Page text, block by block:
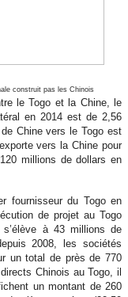
pas les Chinois
le Togo et la Chine, le
en 2014 est de 2,56
Chine vers le Togo est
vers la Chine pour
millions de dollars en
fournisseur du Togo en
de projet au Togo
à 43 millions de
2008, les sociétés
un total de près de 770
Chinois au Togo, il
un montant de 260